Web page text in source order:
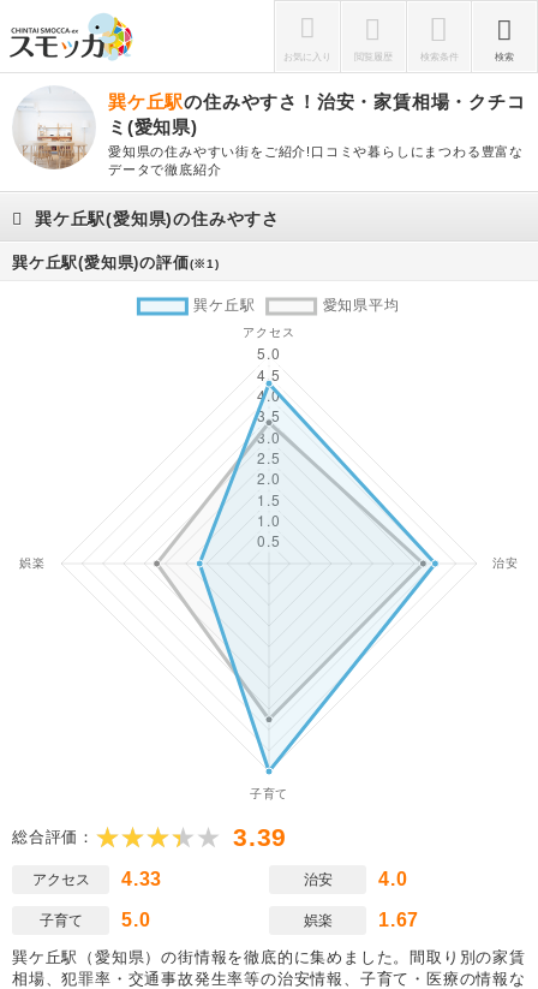
お気に入り 閲覧履歴 検索条件 検索
巽ケ丘駅の住みやすさ！治安・家賃相場・クチコ
ミ(愛知県)
愛知県の住みやすい街をご紹介!口コミや暮らしにまつわる豊富な
データで徹底紹介
巽ケ丘駅(愛知県)の住みやすさ
巽ケ丘駅(愛知県)の評価(※1)
総合評価： 3.39
アクセス 4.33 治安 4.0
子育て 5.0 娯楽 1.67
巽ケ丘駅（愛知県）の街情報を徹底的に集めました。間取り別の家賃
相場、犯罪率・交通事故発生率等の治安情報、子育て・医療の情報な